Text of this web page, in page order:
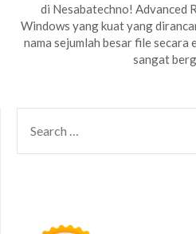
di Nesabatechno! Advanced
Windows yang kuat yang
nama sejumlah besar file secara
sangat
FOR: